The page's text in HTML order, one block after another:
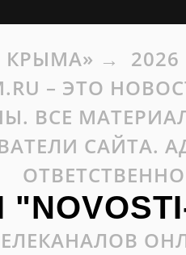
→ 2026
– ЭТО
ВСЕ
САЙТА.